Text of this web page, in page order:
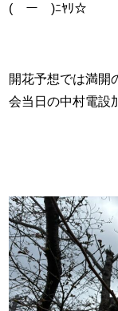
(￣ー￣)ﾆﾔﾘ☆
開花予想では満開
会当日の中村電設